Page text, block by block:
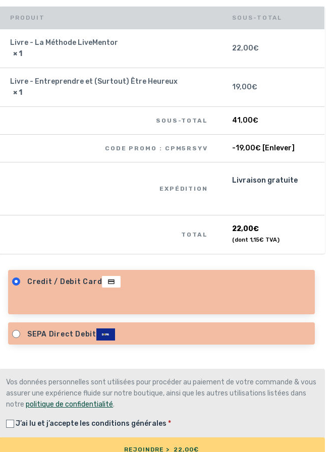
PRODUIT SOUS-TOTAL
Livre - La Méthode LiveMentor
× 1
22,00€
Livre - Entreprendre et (Surtout) Être Heureux
× 1
19,00€
SOUS-TOTAL 41,00€
CODE PROMO : CPM5RSYV -19,00€ [Enlever]
EXPÉDITION
Livraison gratuite
TOTAL
22,00€
(dont1,15€ TVA)
Credit / Debit Card
SEPA Direct Debit
Vos données personnelles sont utilisées pour procéder au paiement de votre commande & vous
assurer une expérience fluide sur notre boutique, ainsi que les autres utilisations listées dans
notrepolitique de confidentialité.
J’ai lu et j’accepte les conditions générales *
REJOINDRE > 22,00€